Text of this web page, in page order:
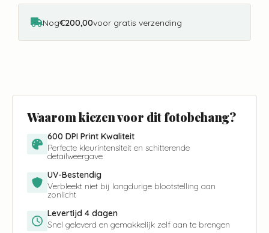
Nog€200,00voor gratis verzending
Waarom kiezen voor dit fotobehang?
600 DPI Print Kwaliteit
Perfecte kleurintensiteit en schitterende
detailweergave
UV-Bestendig
Verbleekt niet bij langdurige blootstelling aan
zonlicht
Levertijd 4 dagen
Snel geleverd en gemakkelijk zelf aan te brengen